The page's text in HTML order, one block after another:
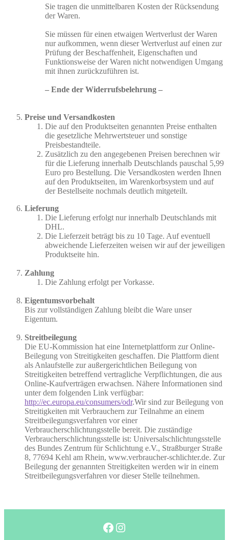
Sie tragen die unmittelbaren Kosten der Rücksendung
der Waren.
Sie müssen für einen etwaigen Wertverlust der Waren
nur aufkommen, wenn dieser Wertverlust auf einen zur
Prüfung der Beschaffenheit, Eigenschaften und
Funktionsweise der Waren nicht notwendigen Umgang
mit ihnen zurückzuführen ist.
– Ende der Widerrufsbelehrung –
Preise und Versandkosten
Die auf den Produktseiten genannten Preise enthalten
die gesetzliche Mehrwertsteuer und sonstige
Preisbestandteile.
Zusätzlich zu den angegebenen Preisen berechnen wir
für die Lieferung innerhalb Deutschlands pauschal 5,99
Euro pro Bestellung. Die Versandkosten werden Ihnen
auf den Produktseiten, im Warenkorbsystem und auf
der Bestellseite nochmals deutlich mitgeteilt.
Lieferung
Die Lieferung erfolgt nur innerhalb Deutschlands mit
DHL.
Die Lieferzeit beträgt bis zu 10 Tage. Auf eventuell
abweichende Lieferzeiten weisen wir auf der jeweiligen
Produktseite hin.
Zahlung
Die Zahlung erfolgt per Vorkasse.
Eigentumsvorbehalt
Bis zur vollständigen Zahlung bleibt die Ware unser
Eigentum.
Streitbeilegung
Die EU-Kommission hat eine Internetplattform zur Online-
Beilegung von Streitigkeiten geschaffen. Die Plattform dient
als Anlaufstelle zur außergerichtlichen Beilegung von
Streitigkeiten betreffend vertragliche Verpflichtungen, die aus
Online-Kaufverträgen erwachsen. Nähere Informationen sind
unter dem folgenden Link verfügbar:
http://ec.europa.eu/consumers/odr.Wir sind zur Beilegung von
Streitigkeiten mit Verbrauchern zur Teilnahme an einem
Streitbeilegungsverfahren vor einer
Verbraucherschlichtungsstelle bereit. Die zuständige
Verbraucherschlichtungsstelle ist: Universalschlichtungsstelle
des Bundes Zentrum für Schlichtung e.V., Straßburger Straße
8, 77694 Kehl am Rhein, www.verbraucher-schlichter.de. Zur
Beilegung der genannten Streitigkeiten werden wir in einem
Streitbeilegungsverfahren vor dieser Stelle teilnehmen.
Facebook Instagram